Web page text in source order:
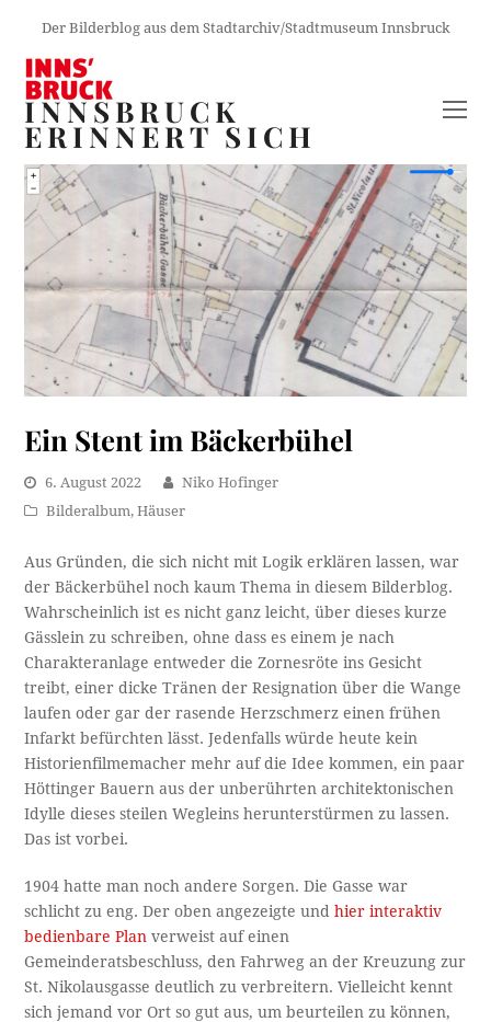
Der Bilderblog aus dem Stadtarchiv/Stadtmuseum Innsbruck
INNSBRUCK
ERINNERT SICH
Ein Stent im Bäckerbühel
6. August 2022
Niko Hofinger
Bilderalbum,Häuser
Aus Gründen, die sich nicht mit Logik erklären lassen, war
der Bäckerbühel noch kaum Thema in diesem Bilderblog.
Wahrscheinlich ist es nicht ganz leicht, über dieses kurze
Gässlein zu schreiben, ohne dass es einem je nach
Charakteranlage entweder die Zornesröte ins Gesicht
treibt, einer dicke Tränen der Resignation über die Wange
laufen oder gar der rasende Herzschmerz einen frühen
Infarkt befürchten lässt. Jedenfalls würde heute kein
Historienfilmemacher mehr auf die Idee kommen, ein paar
Höttinger Bauern aus der unberührten architektonischen
Idylle dieses steilen Wegleins herunterstürmen zu lassen.
Das ist vorbei.
1904 hatte man noch andere Sorgen. Die Gasse war
schlicht zu eng. Der oben angezeigte undhier interaktiv
bedienbare Plan verweist auf einen
Gemeinderatsbeschluss, den Fahrweg an der Kreuzung zur
St. Nikolausgasse deutlich zu verbreitern. Vielleicht kennt
sich jemand vor Ort so gut aus, um beurteilen zu können,